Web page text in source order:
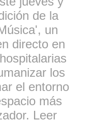
de la
un
directo en
los
el entorno
más
Leer